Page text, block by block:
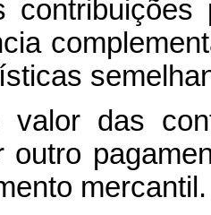
contribuições
das
outro
mercantil.